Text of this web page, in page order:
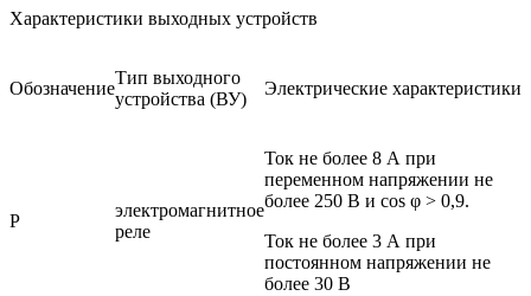
Характеристики выходных устройств
Обозначение
Тип выходного
устройства (ВУ)
Электрические характеристики
Р
электромагнитное
реле
Ток не более 8 А при
переменном напряжении не
более 250 В и cos φ > 0,9.
Ток не более 3 А при
постоянном напряжении не
более 30 В